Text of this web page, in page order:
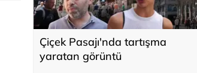
Çiçek Pasajı'nda tartışma
yaratan görüntü